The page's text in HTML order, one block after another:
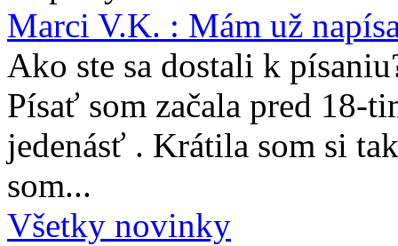
Marci V.K. : Mám už
Ako ste sa dostali k
Písať som začala pred 18-
jedenásť . Krátila som si
som...
Všetky novinky